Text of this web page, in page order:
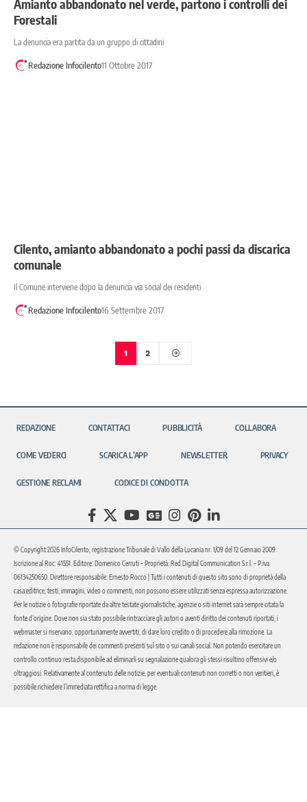
Amianto abbandonato nel verde, partono i controlli dei
Forestali
La denuncia era partita da un gruppo di cittadini
Redazione Infocilento11 Ottobre 2017
Cilento, amianto abbandonato a pochi passi da discarica
comunale
Il Comune interviene dopo la denuncia via social dei residenti
Redazione Infocilento16 Settembre 2017
1 2
REDAZIONE CONTATTACI PUBBLICITÀ COLLABORA
COME VEDERCI SCARICA L’APP NEWSLETTER PRIVACY
GESTIONE RECLAMI CODICE DI CONDOTTA
© Copyright 2026 InfoCilento, registrazione Tribunale di Vallo della Lucania nr. 1/09 del 12 Gennaio 2009.
Iscrizione al Roc: 41551. Editore: Domenico Cerruti – Proprietà: Red Digital Communication S.r.l. – P.iva
06134250650. Direttore responsabile: Ernesto Rocco | Tutti i contenuti di questo sito sono di proprietà della
casa editrice, testi, immagini, video o commenti, non possono essere utilizzati senza espressa autorizzazione.
Per le notizie o fotografie riportate da altre testate giornalistiche, agenzie o siti internet sarà sempre citata la
fonte d’origine. Dove non sia stato possibile rintracciare gli autori o aventi diritto dei contenuti riportati, i
webmaster si riservano, opportunamente avvertiti, di dare loro credito o di procedere alla rimozione. La
redazione non è responsabile dei commenti presenti sul sito o sui canali social. Non potendo esercitare un
controllo continuo resta disponibile ad eliminarli su segnalazione qualora gli stessi risultino offensivi e/o
oltraggiosi. Relativamente al contenuto delle notizie, per eventuali contenuti non corretti o non veritieri, è
possibile richiedere l’immediata rettifica a norma di legge.